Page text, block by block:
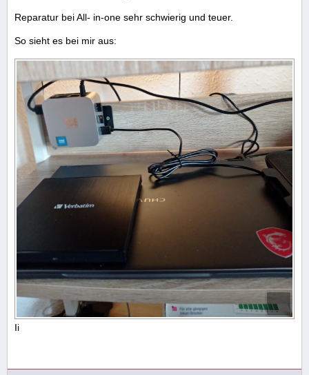
Reparatur bei All- in-one sehr schwierig und teuer.
So sieht es bei mir aus:
Ii